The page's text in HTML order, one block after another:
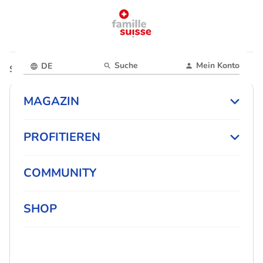
DE Suche Mein Konto
MAGAZIN
PROFITIEREN
COMMUNITY
SHOP
Startseite Magazin Freizeit